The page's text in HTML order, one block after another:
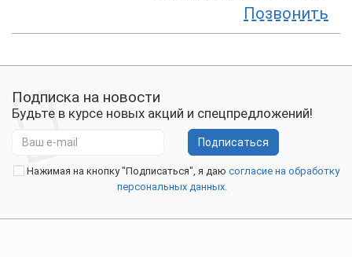
Позвонить
Подписка на новости
Будьте в курсе новых акций и спецпредложений!
Подписаться
Нажимая на кнопку "Подписаться", я даю согласие на обработку
персональных данных.